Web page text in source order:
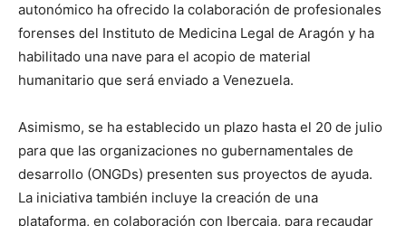
autonómico ha ofrecido la colaboración de profesionales
forenses del Instituto de Medicina Legal de Aragón y ha
habilitado una nave para el acopio de material
humanitario que será enviado a Venezuela.
Asimismo, se ha establecido un plazo hasta el 20 de julio
para que las organizaciones no gubernamentales de
desarrollo (ONGDs) presenten sus proyectos de ayuda.
La iniciativa también incluye la creación de una
plataforma, en colaboración con Ibercaja, para recaudar